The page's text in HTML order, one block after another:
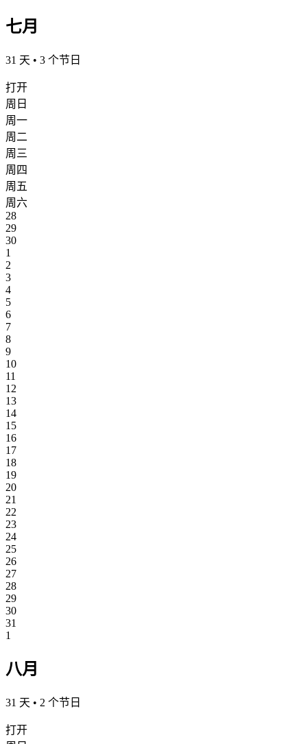
七月
31 天 • 3 个节日
打开
周日
周一
周二
周三
周四
周五
周六
28
29
30
1
2
3
4
5
6
7
8
9
10
11
12
13
14
15
16
17
18
19
20
21
22
23
24
25
26
27
28
29
30
31
1
八月
31 天 • 2 个节日
打开